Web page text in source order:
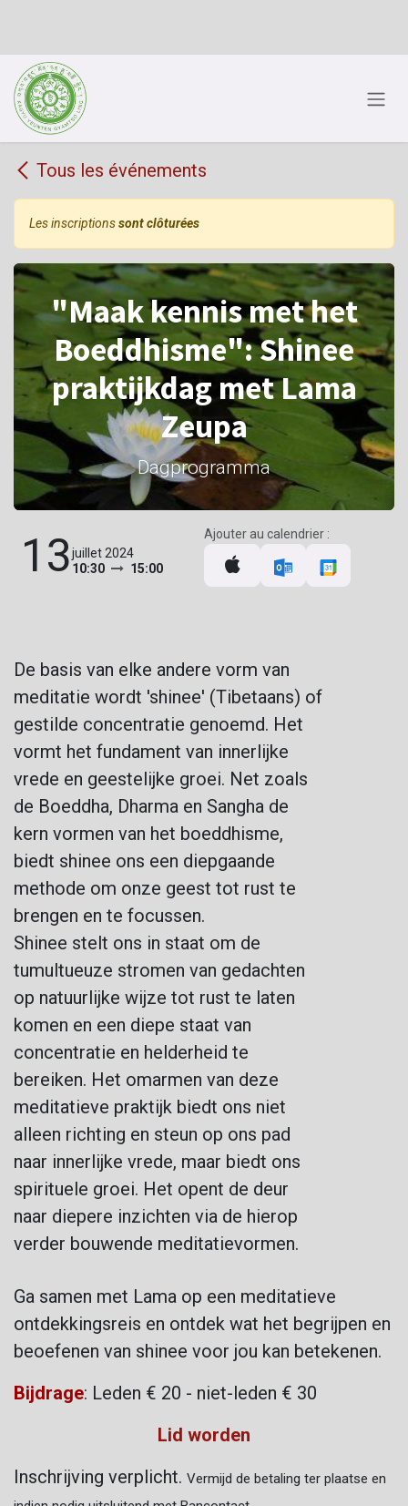
Se rendre au contenu
Tous les événements
Les inscriptionssont clôturées
"Maak kennis met het
Boeddhisme": Shinee
praktijkdag met Lama
Zeupa
Dagprogramma
13juillet 2024
10:30
15:00
Ajouter au calendrier :
De basis van elke andere vorm van
meditatie wordt 'shinee' (Tibetaans) of
gestilde concentratie genoemd. Het
vormt het fundament van innerlijke
vrede en geestelijke groei. Net zoals
de Boeddha, Dharma en Sangha de
kern vormen van het boeddhisme,
biedt shinee ons een diepgaande
methode om onze geest tot rust te
brengen en te focussen.
Shinee stelt ons in staat om de
tumultueuze stromen van gedachten
op natuurlijke wijze tot rust te laten
komen en een diepe staat van
concentratie en helderheid te
bereiken. Het omarmen van deze
meditatieve praktijk biedt ons niet
alleen richting en steun op ons pad
naar innerlijke vrede, maar biedt ons
spirituele groei. Het opent de deur
naar diepere inzichten via de hierop
verder bouwende meditatievormen.
Ga samen met Lama op een meditatieve
ontdekkingsreis en ontdek wat het begrijpen en
beoefenen van shinee voor jou kan betekenen.
Bijdrage: Leden € 20 - niet-leden € 30
Lid worden
Inschrijving verplicht. Vermijd de betaling ter plaatse en